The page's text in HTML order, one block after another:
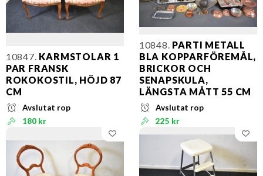
10847. KARMSTOLAR 1
PAR FRANSK
ROKOKOSTIL, HÖJD 87
CM
Avslutat rop
180 kr
10848. PARTI METALL
BLA KOPPARFÖREMÅL,
BRICKOR OCH
SENAPSKULA,
LÄNGSTA MÅTT 55 CM
Avslutat rop
225 kr